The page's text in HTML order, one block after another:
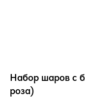
Набор шаров с
роза)